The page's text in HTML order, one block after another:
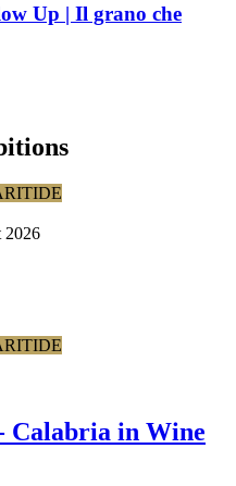
Up | Il grano che
2026
Calabria in Wine